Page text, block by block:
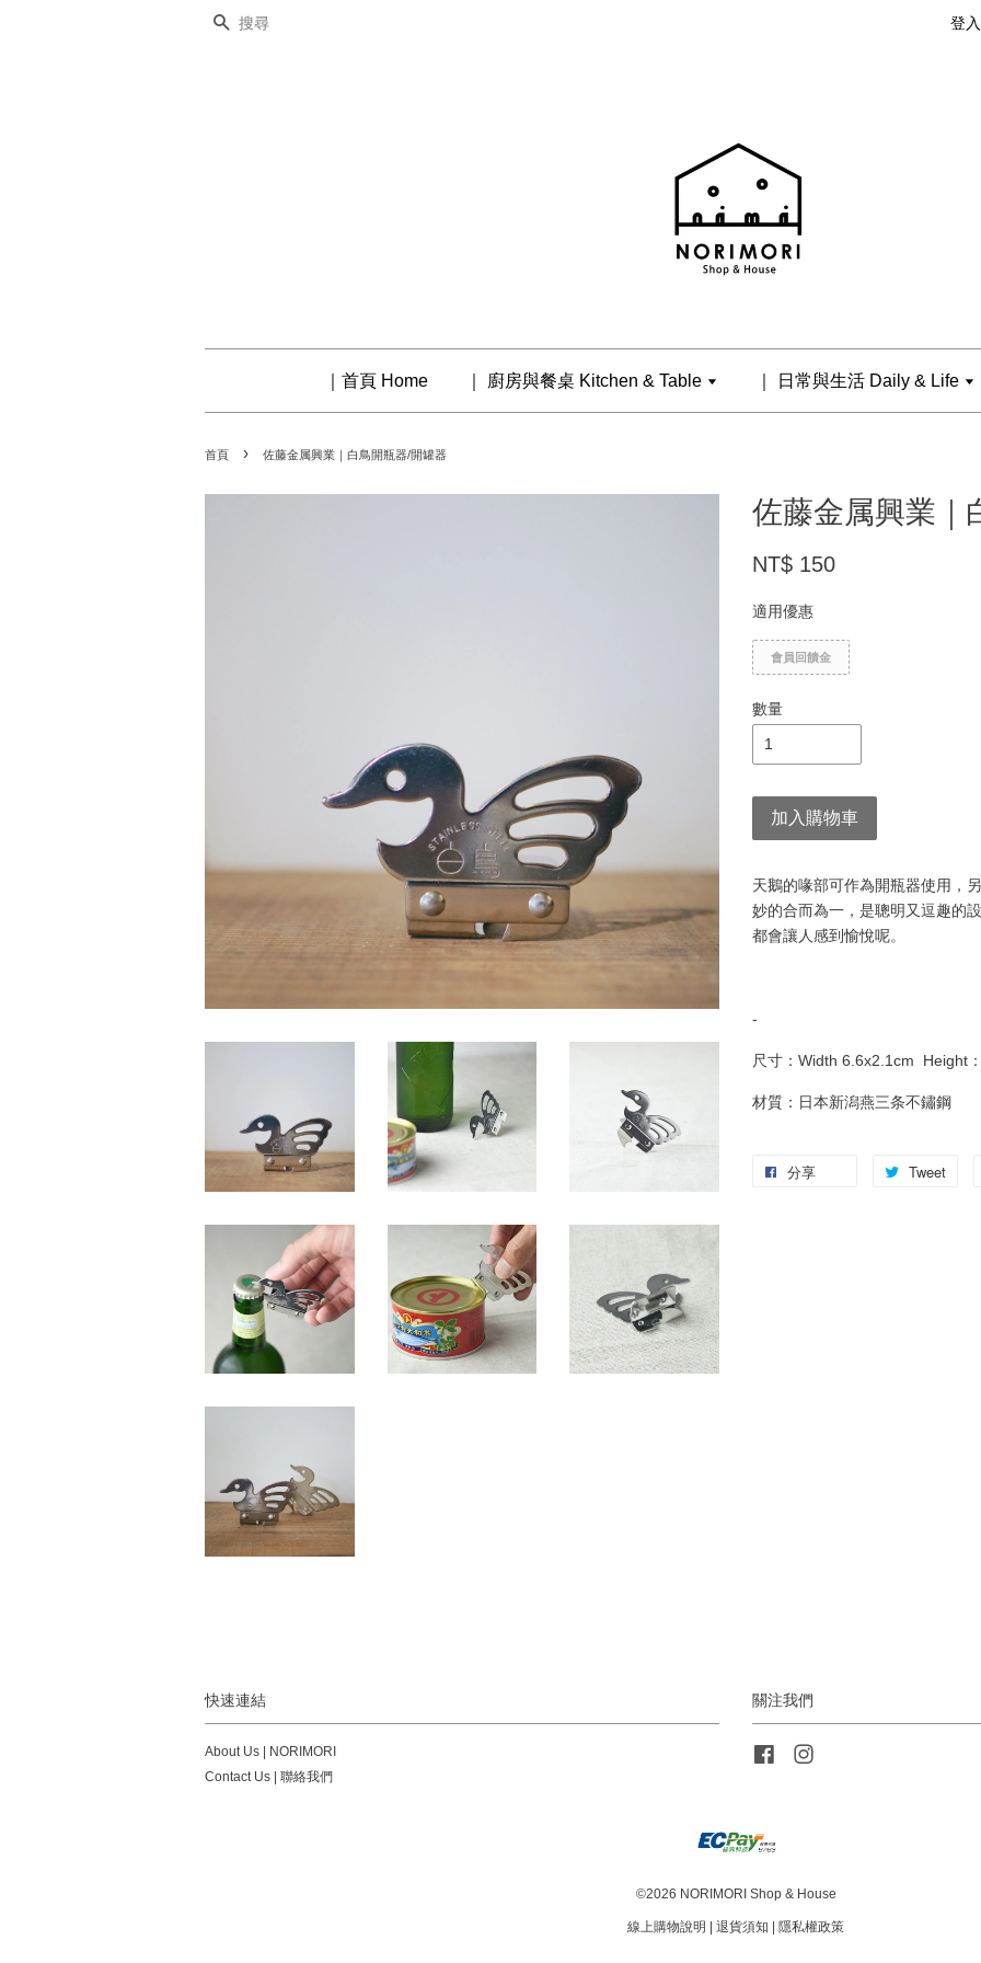
搜尋 登入
｜首頁 Home ｜ 廚房與餐桌 Kitchen & Table ｜ 日常與生活 Daily & Life
首頁 › 佐藤金属興業｜白鳥開瓶器/開罐器
佐藤金属興業｜
NT$ 150
適用優惠
會員回饋金
數量
加入購物車
天鵝的喙部可作為開瓶器使用，
妙的合而為一，是聰明又逗趣的
都會讓人感到愉悅呢。
-
尺寸：Width 6.6x2.1cm Height
材質：日本新潟燕三条不鏽鋼
分享 Tweet
快速連結
About Us | NORIMORI
Contact Us | 聯絡我們
關注我們
Facebook
©2026 NORIMORI Shop & House
線上購物說明 退貨須知 隱私權政策